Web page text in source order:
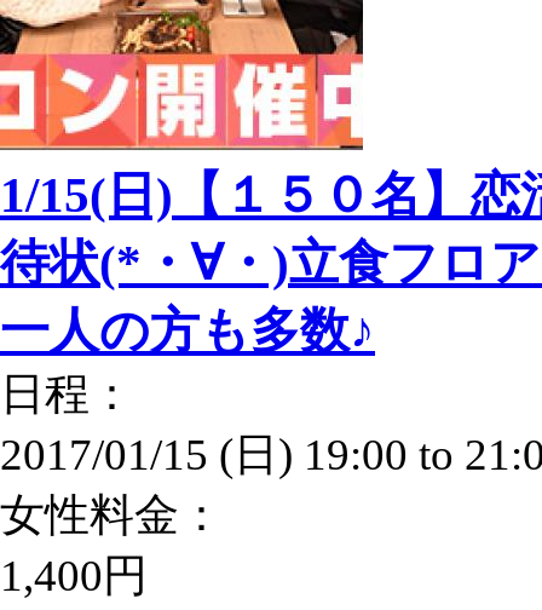
1/15(日)【１５０名】
待状(*・∀・)立食フロ
一人の方も多数♪
日程：
2017/01/15 (日) 19:00 to
女性料金：
1,400円